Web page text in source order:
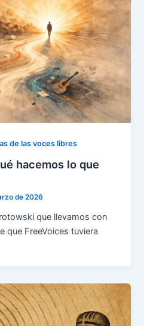
de las voces libres
hacemos lo que
de 2026
que llevamos con
que FreeVoices tuviera